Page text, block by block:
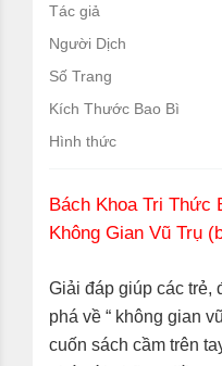
Tác giả
Người Dịch
Số Trang
Kích Thước Bao Bì
Hình thức
Bách Khoa Tri Thức
Không Gian Vũ Trụ
Giải đáp giúp các trẻ,
phá về “ không gian
cuốn sách cầm trên